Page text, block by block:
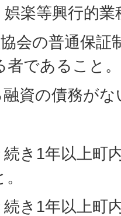
娯楽等興行的
会の普通保証
であること。
資の債務がな
き1年以上町
き1年以上町